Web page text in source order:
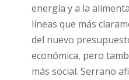
energía y a la
líneas que más
del nuevo
económica, pero
más social. Serrano